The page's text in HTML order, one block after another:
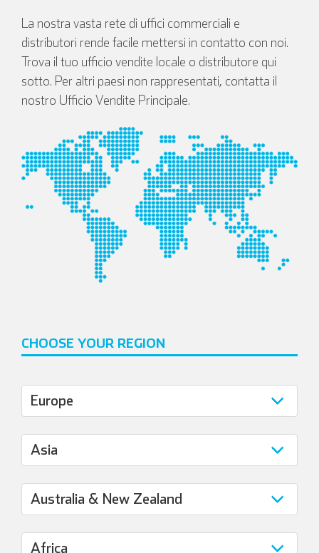
La nostra vasta rete di uffici commerciali e
distributori rende facile mettersi in contatto con noi.
Trova il tuo ufficio vendite locale o distributore qui
sotto. Per altri paesi non rappresentati, contatta il
nostro Ufficio Vendite Principale.
CHOOSE YOUR REGION